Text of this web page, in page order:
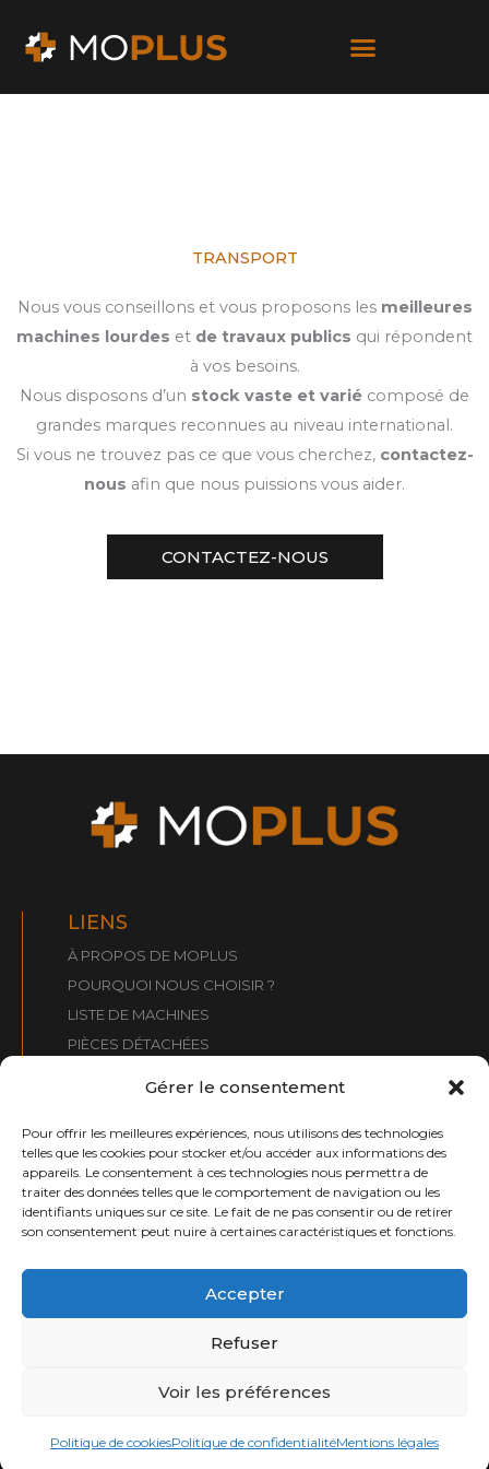
Gérer le consentement
Pour offrir les meilleures expériences, nous utilisons des technologies
telles que les cookies pour stocker et/ou accéder aux informations des
appareils. Le consentement à ces technologies nous permettra de
traiter des données telles que le comportement de navigation ou les
identifiants uniques sur ce site. Le fait de ne pas consentir ou de retirer
son consentement peut nuire à certaines caractéristiques et fonctions.
Accepter
Refuser
Voir les préférences
Politique de cookiesPolitique de confidentialitéMentions légales
TRANSPORT
Nous vous conseillons et vous proposons les meilleures
machines lourdes et de travaux publics qui répondent
à vos besoins.
Nous disposons d’un stock vaste et varié composé de
grandes marques reconnues au niveau international.
Si vous ne trouvez pas ce que vous cherchez, contactez-
nous afin que nous puissions vous aider.
CONTACTEZ-NOUS
LIENS
À PROPOS DE MOPLUS
POURQUOI NOUS CHOISIR ?
LISTE DE MACHINES
PIÈCES DÉTACHÉES
CONTACT :
info@moplusmaquinaria.com
+34 661 031 099
Copyright 2026 © Page conçue parBarbitania
Mentions légalesPolitique de confidentialité Politique de cookies